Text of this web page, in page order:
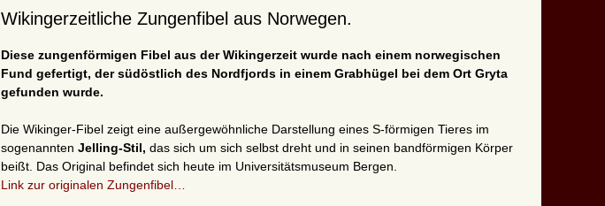
Wikingerzeitliche Zungenfibel aus Norwegen.
Diese zungenförmigen Fibel aus der Wikingerzeit wurde nach einem norwegischen
Fund gefertigt, der südöstlich des Nordfjords in einem Grabhügel bei dem Ort Gryta
gefunden wurde.
Die Wikinger-Fibel zeigt eine außergewöhnliche Darstellung eines S-förmigen Tieres im
sogenannten Jelling-Stil, das sich um sich selbst dreht und in seinen bandförmigen Körper
beißt. Das Original befindet sich heute im Universitätsmuseum Bergen.
Link zur originalen Zungenfibel…